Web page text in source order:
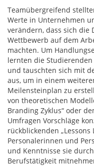
Teamübergreifend
Werte in Unternehmen
verändern, dass sich die
Wettbewerb auf dem
machten. Um
lernten die
und tauschten sich mit
aus, um in einem
Meilensteinplan zu
von theoretischen
Branding Zyklus“ oder
Umfragen Vorschläge
rückblickenden
Personalerinnen und
und Kenntnisse sie
Berufstätigkeit